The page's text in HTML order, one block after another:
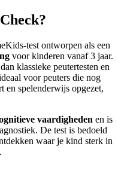
test ontworpen als een
voor kinderen vanaf 3 jaar.
klassieke peutertesten en
voor peuters die nog
en spelenderwijs opgezet,
vaardigheden en is
De test is bedoeld
waar je kind sterk in